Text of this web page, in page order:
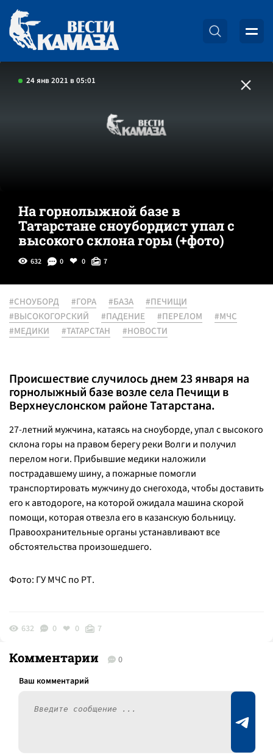
24 янв 2021 в 05:01
На горнолыжной базе в
Татарстане сноубордист упал с
высокого склона горы (+фото)
632 0 0 7
#СНОУБОРД #ГОРА #БАЗА
#ПЕЧИЩИ
#ВЫСОКОГОРСКИЙ
#ПАДЕНИЕ #ПЕРЕЛОМ
#МЧС
#МЕДИКИ
#ТАТАРСТАН #НОВОСТИ
Происшествие случилось днем 23 января на
горнолыжный базе возле села Печищи в
Верхнеуслонском районе Татарстана.
27-летний мужчина, катаясь на сноуборде, упал с высокого
склона горы на правом берегу реки Волги и получил
перелом ноги. Прибывшие медики наложили
пострадавшему шину, а пожарные помогли
транспортировать мужчину до снегохода, чтобы доставить
его к автодороге, на которой ожидала машина скорой
помощи, которая отвезла его в казанскую больницу.
Правоохранительные органы устанавливают все
обстоятельства произошедшего.
Фото: ГУ МЧС по РТ.
632 0 0 7
Комментарии 0